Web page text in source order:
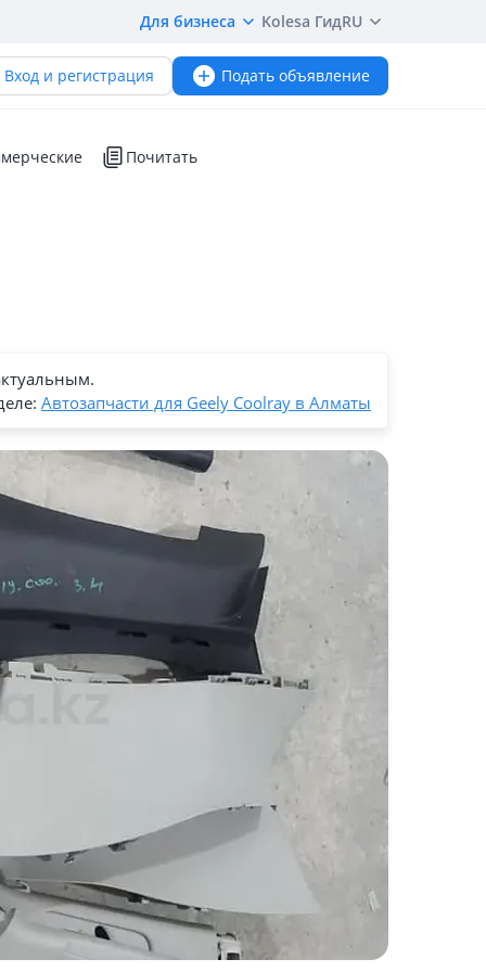
Для бизнеса Kolesa ГидRU
Вход и регистрация Подать объявление
Почитать
Автозапчасти для Geely Coolray в Алматы